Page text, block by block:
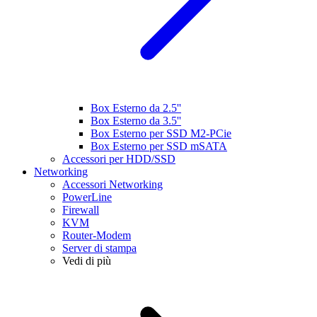
Box Esterno da 2.5''
Box Esterno da 3.5''
Box Esterno per SSD M2-PCie
Box Esterno per SSD mSATA
Accessori per HDD/SSD
Networking
Accessori Networking
PowerLine
Firewall
KVM
Router-Modem
Server di stampa
Vedi di più